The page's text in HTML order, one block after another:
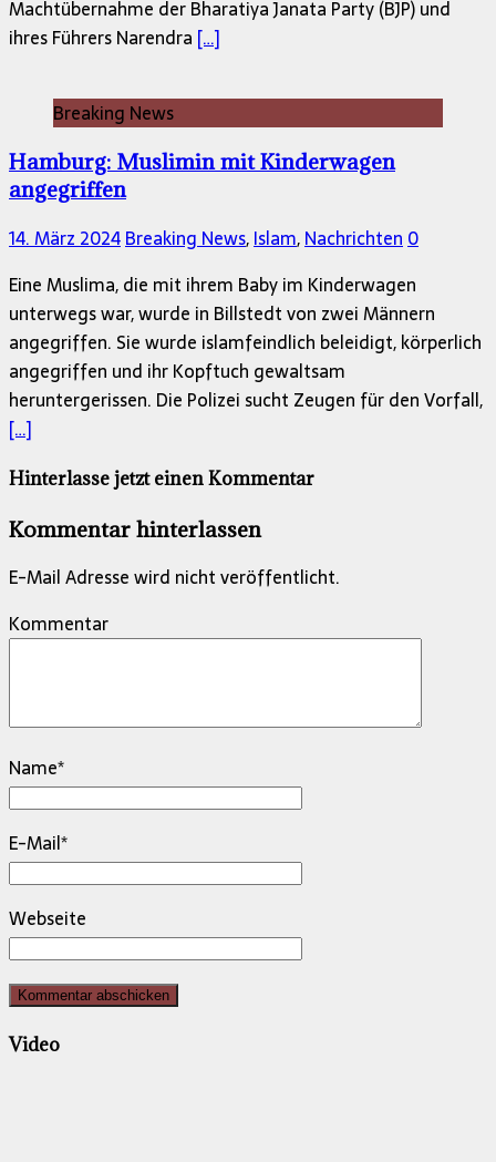
Machtübernahme der Bharatiya Janata Party (BJP) und
ihres Führers Narendra […]
Breaking News
Hamburg: Muslimin mit Kinderwagen
angegriffen
14. März 2024Breaking News,Islam,Nachrichten 0
Eine Muslima, die mit ihrem Baby im Kinderwagen
unterwegs war, wurde in Billstedt von zwei Männern
angegriffen. Sie wurde islamfeindlich beleidigt, körperlich
angegriffen und ihr Kopftuch gewaltsam
heruntergerissen. Die Polizei sucht Zeugen für den Vorfall,
[…]
Hinterlasse jetzt einen Kommentar
Kommentar hinterlassen
E-Mail Adresse wird nicht veröffentlicht.
Kommentar
Name*
E-Mail*
Webseite
Video